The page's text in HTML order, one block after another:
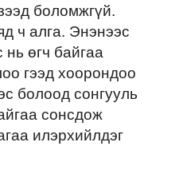
боломжгүй.
ч алга. Энэнээс
өгч байгаа
гээд хоорондоо
болоод сонгууль
сонсдож
илэрхийлдэг